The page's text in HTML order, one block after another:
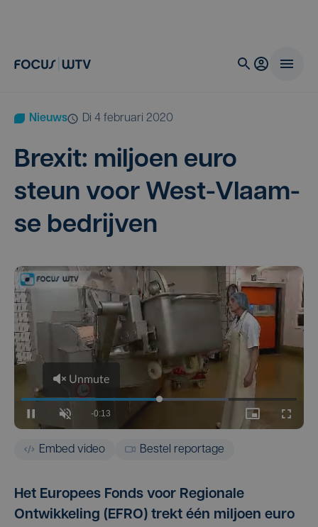
Nieuws di 4 februari 2020
Brexit: mil­joen euro
steun voor West-Vlaam­
se bedrijven
Embed video Bestel reportage
Het Europees Fonds voor Regionale
Ontwikkeling (EFRO) trekt één miljoen euro